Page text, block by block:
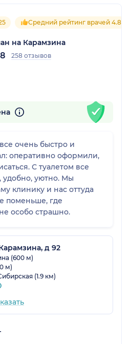
Средний рейтинг врачей 4.8
на Карамзина
258 отзывов
очень быстро и
оперативно оформили,
С туалетом все
удобно, уютно. Мы
клинику и нас оттуда
поменьше, где
особо страшно.
д 92
(600 м)
м)
(1.9 км)